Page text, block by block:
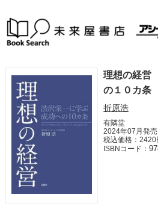
理想の経営
の１０カ条
折原浩
有隣堂
2024年07月発売
税込価格：2420
ISBNコード：